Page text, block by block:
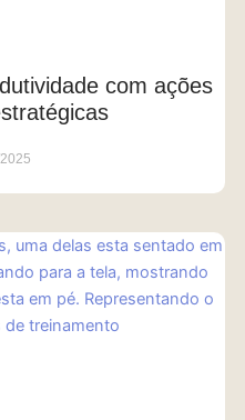
com ações